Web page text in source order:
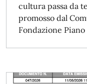
cultura passa da
promosso dal
Fondazione